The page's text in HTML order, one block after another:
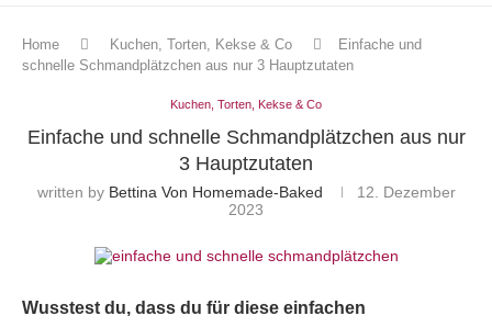
Home Kuchen, Torten, Kekse & Co
Einfache und
schnelle Schmandplätzchen aus nur 3 Hauptzutaten
Kuchen, Torten, Kekse & Co
Einfache und schnelle Schmandplätzchen aus nur
3 Hauptzutaten
written by Bettina Von Homemade-Baked
12. Dezember
2023
Wusstest du, dass du für diese einfachen